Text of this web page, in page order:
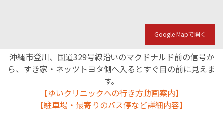
Google Mapで開く
沖縄市登川、国道329号線沿いのマクドナルド前の信号か
ら、すき家・ネッツトヨタ側へ入るとすぐ目の前に見えま
す。
【ゆいクリニックへの行き方動画案内】
【駐車場・最寄りのバス停など詳細内容】